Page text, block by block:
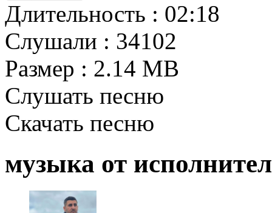
Длительность : 02:18
Слушали : 34102
Размер : 2.14 MB
Слушать песню
Скачать песню
музыка от